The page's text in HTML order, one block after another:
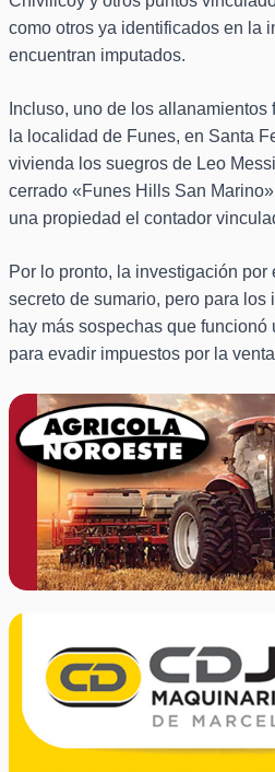
como otros ya identificados en la
encuentran imputados.
Incluso, uno de los
la localidad de Funes, en Santa
vivienda los suegros de Leo
cerrado «Funes Hills San
una propiedad el contador
Por lo pronto, la investigación por
secreto de sumario, pero para los
hay más sospechas que funcionó
para evadir impuestos por la